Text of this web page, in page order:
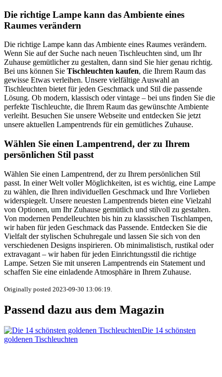
Die richtige Lampe kann das Ambiente eines
Raumes verändern
Die richtige Lampe kann das Ambiente eines Raumes verändern.
Wenn Sie auf der Suche nach neuen Tischleuchten sind, um Ihr
Zuhause gemütlicher zu gestalten, dann sind Sie hier genau richtig.
Bei uns können Sie Tischleuchten kaufen, die Ihrem Raum das
gewisse Etwas verleihen. Unsere vielfältige Auswahl an
Tischleuchten bietet für jeden Geschmack und Stil die passende
Lösung. Ob modern, klassisch oder vintage – bei uns finden Sie die
perfekte Tischleuchte, die Ihrem Raum das gewünschte Ambiente
verleiht. Besuchen Sie unsere Webseite und entdecken Sie jetzt
unsere aktuellen Lampentrends für ein gemütliches Zuhause.
Wählen Sie einen Lampentrend, der zu Ihrem
persönlichen Stil passt
Wählen Sie einen Lampentrend, der zu Ihrem persönlichen Stil
passt. In einer Welt voller Möglichkeiten, ist es wichtig, eine Lampe
zu wählen, die Ihren individuellen Geschmack und Ihre Vorlieben
widerspiegelt. Unsere neuesten Lampentrends bieten eine Vielzahl
von Optionen, um Ihr Zuhause gemütlich und stilvoll zu gestalten.
Von modernen Pendelleuchten bis hin zu klassischen Tischlampen,
wir haben für jeden Geschmack das Passende. Entdecken Sie die
Vielfalt der stylischen Schuhregale und lassen Sie sich von den
verschiedenen Designs inspirieren. Ob minimalistisch, rustikal oder
extravagant – wir haben für jeden Einrichtungsstil die richtige
Lampe. Setzen Sie mit unseren Lampentrends ein Statement und
schaffen Sie eine einladende Atmosphäre in Ihrem Zuhause.
Originally posted 2023-09-30 13:06:19.
Passend dazu aus dem Magazin
Die 14 schönsten
goldenen Tischleuchten